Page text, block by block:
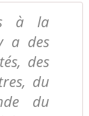
à la
a des
des
du
du